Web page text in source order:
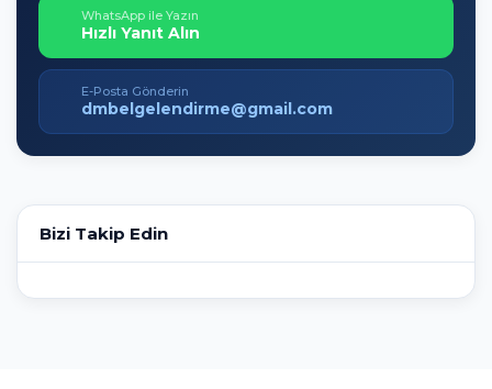
WhatsApp ile Yazın
Hızlı Yanıt Alın
E-Posta Gönderin
dmbelgelendirme@gmail.com
Bizi Takip Edin